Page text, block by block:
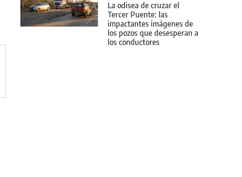
La odisea de cruzar el
Tercer Puente: las
impactantes imágenes de
los pozos que desesperan a
los conductores